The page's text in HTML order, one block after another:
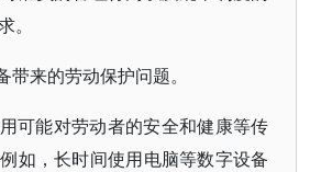
。
带来的劳动保护问题。
可能对劳动者的安全和健康等传
如，长时间使用电脑等数字设备